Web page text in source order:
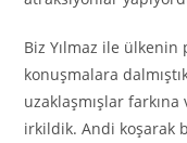
Biz Yılmaz ile
konuşmalara
uzaklaşmışlar farkına
irkildik. Andi koşarak